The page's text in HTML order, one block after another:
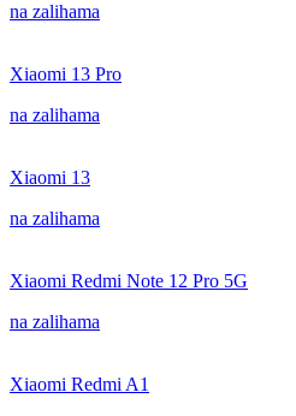
na zalihama
Xiaomi 13 Pro
na zalihama
Xiaomi 13
na zalihama
Xiaomi Redmi Note 12 Pro 5G
na zalihama
Xiaomi Redmi A1